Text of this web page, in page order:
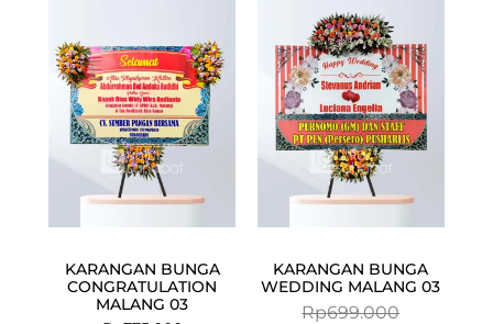
KARANGAN BUNGA
CONGRATULATION
MALANG 03
KARANGAN BUNGA
WEDDING MALANG 03
Rp699.000
Rp699.000.
is:
Rp675.000.